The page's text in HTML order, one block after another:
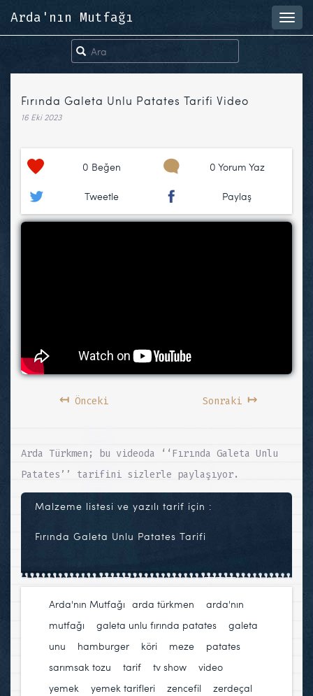
Arda'nın Mutfağı
Fırında Galeta Unlu Patates Tarifi Video
16 Eki 2023
0 Beğen 0 Yorum Yaz
Tweetle Paylaş
↤Önceki Sonraki ↦
Arda Türkmen; bu videoda ‘‘Fırında Galeta Unlu
Patates’’ tarifini sizlerle paylaşıyor.
Malzeme listesi ve yazılı tarif için :
Fırında Galeta Unlu Patates Tarifi
Arda'nın Mutfağı arda türkmen
arda'nın
mutfağı
galeta unlu fırında patates
galeta
unu
hamburger köri meze patates
sarımsak tozu
tarif tv show video
yemek
yemek tarifleri zencefil zerdeçal